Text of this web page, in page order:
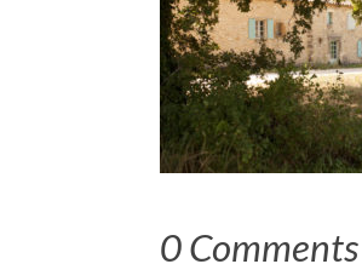
0 Comments